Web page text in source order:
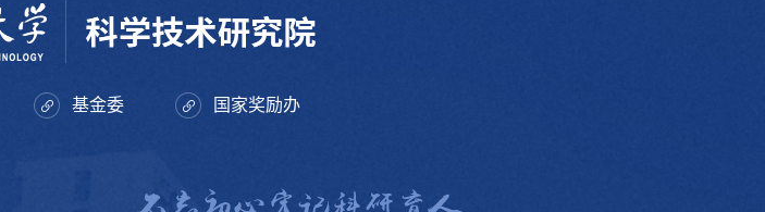
基金委 国家奖励办